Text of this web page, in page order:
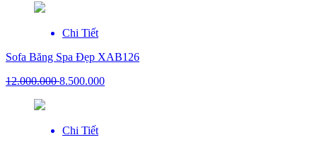
Chi Tiết
Sofa Băng Spa Đẹp XAB126
12.000.0008.500.000
Chi Tiết